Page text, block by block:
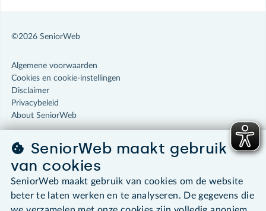
©2026 SeniorWeb
Algemene voorwaarden
Cookies en cookie-instellingen
Disclaimer
Privacybeleid
About SeniorWeb
SeniorWeb maakt gebruik
van cookies
SeniorWeb maakt gebruik van cookies om de website
beter te laten werken en te analyseren. De gegevens die